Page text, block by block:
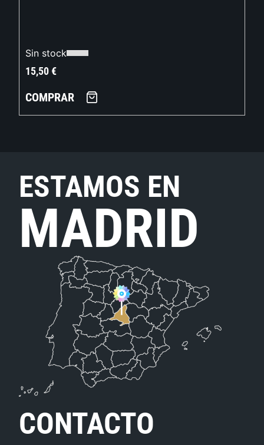
Sin stock
15,50€
COMPRAR
ESTAMOS EN
MADRID
CONTACTO